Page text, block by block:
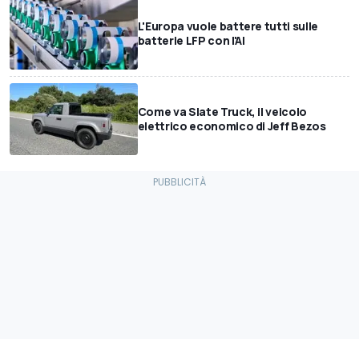
L'Europa vuole battere tutti sulle
batterie LFP con l'AI
Come va Slate Truck, il veicolo
elettrico economico di Jeff Bezos